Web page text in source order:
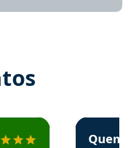
o Aprova Concursos em
Estudante
Quem